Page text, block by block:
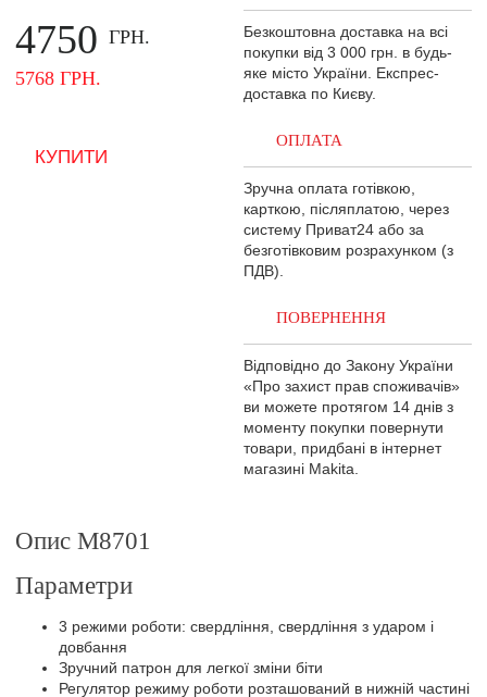
4750ГРН.
5768 ГРН.
Безкоштовна доставка на всі
покупки від 3 000 грн. в будь-
яке місто України. Експрес-
доставка по Києву.
ОПЛАТА
Зручна оплата готівкою,
карткою, післяплатою, через
систему Приват24 або за
безготівковим розрахунком (з
ПДВ).
ПОВЕРНЕННЯ
Відповідно до Закону України
«Про захист прав споживачів»
ви можете протягом 14 днів з
моменту покупки повернути
товари, придбані в інтернет
магазині Makita.
Опис M8701
Параметри
3 режими роботи: свердління, свердління з ударом і
довбання
Зручний патрон для легкої зміни біти
Регулятор режиму роботи розташований в нижній частині